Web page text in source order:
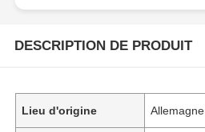
DESCRIPTION DE PRODUIT
Lieu d'origine Allemagne